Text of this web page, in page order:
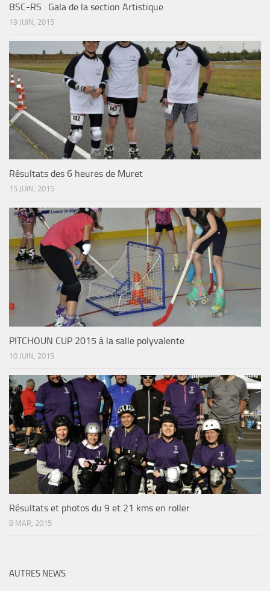
BSC-RS : Gala de la section Artistique
19 JUIN, 2015
Résultats des 6 heures de Muret
15 JUIN, 2015
PITCHOUN CUP 2015 à la salle polyvalente
10 JUIN, 2015
Résultats et photos du 9 et 21 kms en roller
8 MAR, 2015
AUTRES NEWS